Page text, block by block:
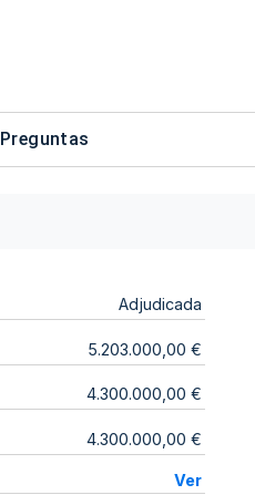
Preguntas
Adjudicada
5.203.000,00 €
4.300.000,00 €
4.300.000,00 €
Ver